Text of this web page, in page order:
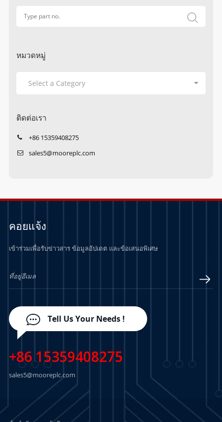
หมวดหมู่
ติดต่อเรา
+86 15359408275
sales5@mooreplc.com
คอยแจ้ง
เข้าร่วมเพื่อรับข่าวสาร ข้อมูลอัปเดต และข้อเสนอพิเศษ
Tell Us Your Needs !
+86 15359408275
sales5@mooreplc.com